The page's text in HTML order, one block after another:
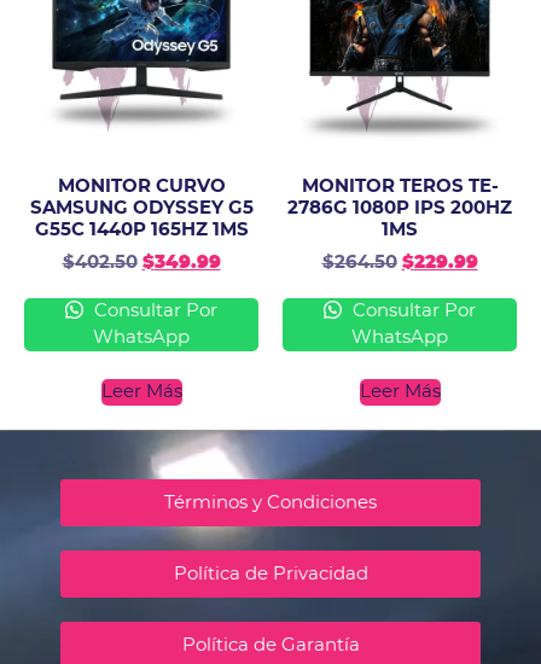
MONITOR CURVO
SAMSUNG ODYSSEY G5
G55C 1440P 165HZ 1MS
$402.50 $349.99
Consultar Por
WhatsApp
Leer Más
MONITOR TEROS TE-
2786G 1080P IPS 200HZ
1MS
$264.50 $229.99
Consultar Por
WhatsApp
Leer Más
Términos y Condiciones
Política de Privacidad
Política de Garantía